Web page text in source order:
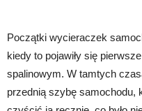
Początki wycieraczek
kiedy to pojawiły się
spalinowym. W tamtych
przednią szybę samochodu,